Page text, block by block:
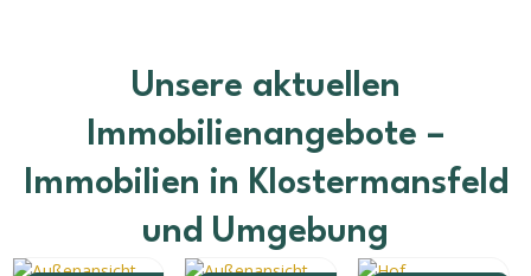
Unsere aktuellen
Immobilienangebote –
Immobilien in Klostermansfeld
und Umgebung